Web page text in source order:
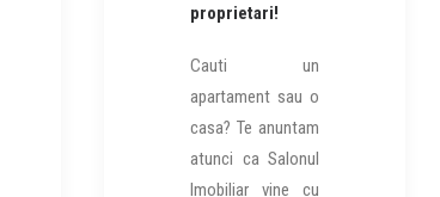
proprietari!
Cauti un
apartament sau o
casa? Te anuntam
atunci ca Salonul
Imobiliar vine cu